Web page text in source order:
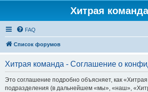
Хитрая команда
FAQ
Список форумов
Хитрая команда - Соглашение о
Это соглашение подробно объясняет, как
подразделения (в дальнейшем «мы», «наш»,